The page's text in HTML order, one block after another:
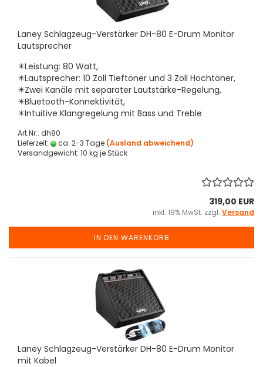
Laney Schlagzeug-Verstärker DH-80 E-Drum Monitor
Lautsprecher
✴️Leistung: 80 Watt,
✴️Lautsprecher: 10 Zoll Tieftöner und 3 Zoll Hochtöner,
✴️Zwei Kanäle mit separater Lautstärke-Regelung,
✴️Bluetooth-Konnektivität,
✴️Intuitive Klangregelung mit Bass und Treble
Art.Nr.: dh80
Lieferzeit:
ca. 2-3 Tage (Ausland abweichend)
Versandgewicht: 10 kg je Stück
319,00 EUR
inkl. 19% MwSt. zzgl. Versand
IN DEN WARENKORB
Laney Schlagzeug-Verstärker DH-80 E-Drum Monitor
mit Kabel